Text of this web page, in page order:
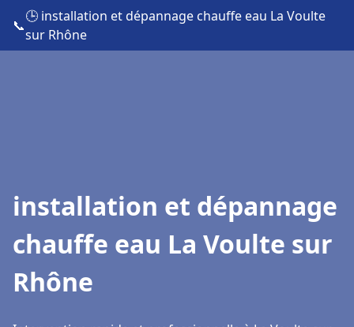
📞
🕒 installation et dépannage chauffe eau La Voulte
sur Rhône
installation et dépannage
chauffe eau La Voulte sur
Rhône